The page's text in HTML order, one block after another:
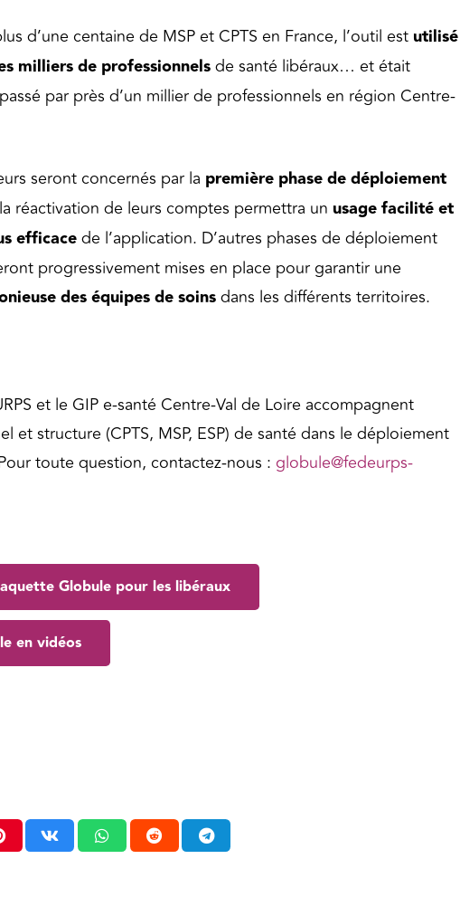
d’une centaine de MSP et CPTS en France, l’outil est utilisé
milliers de professionnelsde santé libéraux… et était
par près d’un millier de professionnels en région Centre-
seront concernés par la première phase de déploiement
réactivation de leurs comptes permettra un usage facilité et
efficacede l’application. D’autres phases de déploiement
progressivement mises en place pour garantir une
des équipes de soinsdans les différents territoires.
et le GIP e-santé Centre-Val de Loire accompagnent
et structure (CPTS, MSP, ESP) de santé dans le déploiement
toute question, contactez-nous : globule@fedeurps-
Globule pour les libéraux
en vidéos